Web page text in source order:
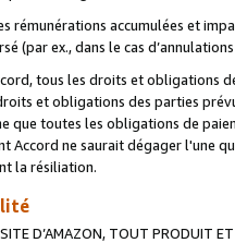
rémunérations accumulées et
(par ex., dans le cas
tous les droits et obligations
et obligations des parties
que toutes les obligations de
Accord ne saurait dégager l'une
la résiliation.
D’AMAZON, TOUT PRODUIT